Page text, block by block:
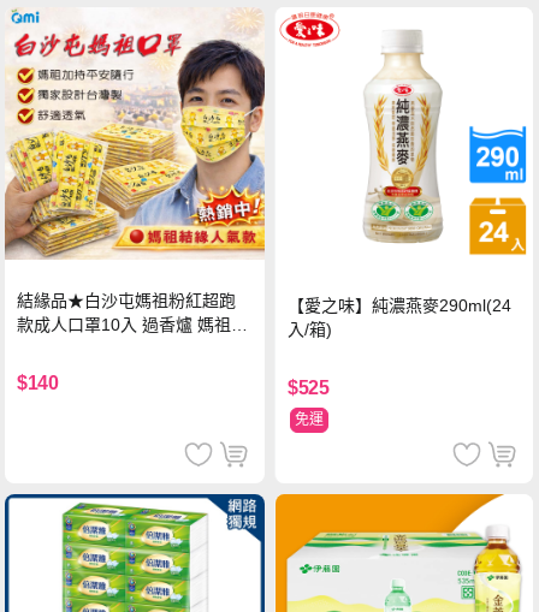
結緣品★白沙屯媽祖粉紅超跑
款成人口罩10入 過香爐 媽祖加
$140
【愛之味】純濃燕麥290ml(24
入/箱)
$525
免運